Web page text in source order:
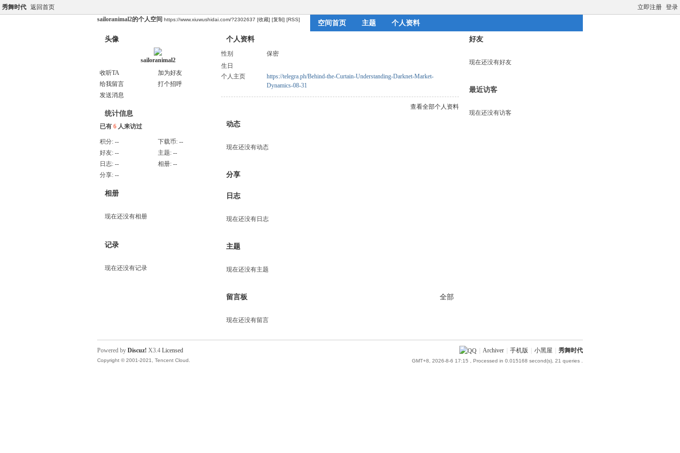
立即注册 登录
秀舞时代 返回首页
sailoranimal2的个人空间 https://www.xiuwushidai.com/?2302637 [收藏] [复制] [RSS] 空间首页 主题 个人资料
头像
sailoranimal2
收听TA
加为好友
给我留言
打个招呼
发送消息
统计信息
已有 6 人来访过
积分: -- 下载币: --
好友: -- 主题: --
日志: -- 相册: --
分享: --
相册
现在还没有相册
记录
现在还没有记录
个人资料
性别
保密
生日
个人主页
https://telegra.ph/Behind-the-Curtain-Understanding-Darknet-Market-
Dynamics-08-31
查看全部个人资料
动态
现在还没有动态
分享
日志
现在还没有日志
主题
现在还没有主题
留言板 全部
现在还没有留言
好友
现在还没有好友
最近访客
现在还没有访客
Archiver 手机版 小黑屋 秀舞时代
GMT+8, 2026-8-6 17:15 , Processed in 0.015168 second(s), 21 queries .
Powered by Discuz! X3.4 Licensed
Copyright © 2001-2021, Tencent Cloud.